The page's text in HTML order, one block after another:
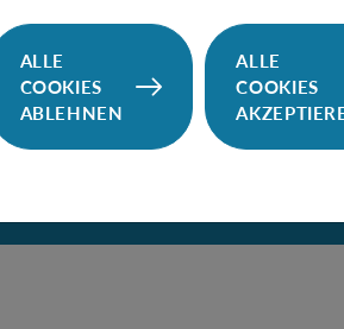
ALLE
COOKIES
ABLEHNEN
ALLE
COOKIES